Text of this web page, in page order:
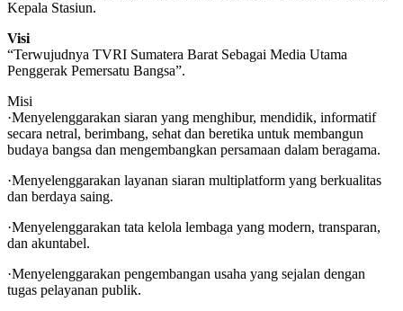
Kepala Stasiun.
Visi
“Terwujudnya TVRI Sumatera Barat Sebagai Media Utama
Penggerak Pemersatu Bangsa”.
Misi
·Menyelenggarakan siaran yang menghibur, mendidik, informatif
secara netral, berimbang, sehat dan beretika untuk membangun
budaya bangsa dan mengembangkan persamaan dalam beragama.
·Menyelenggarakan layanan siaran multiplatform yang berkualitas
dan berdaya saing.
·Menyelenggarakan tata kelola lembaga yang modern, transparan,
dan akuntabel.
·Menyelenggarakan pengembangan usaha yang sejalan dengan
tugas pelayanan publik.